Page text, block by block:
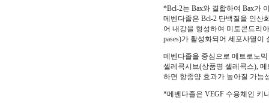
*Bcl-2는 Bax와 결합하여 Bax가
메벤다졸은 Bcl-2 단백질을 인산
어 내강을 형성하여 미토콘드리
pases)가 활성화되어 세포사멸이
메벤다졸을 중심으로 메트로노
셀레콕시브(상품명 셀레콕스),
하면 항종양 효과가 높아질 가능
*메벤다졸은 VEGF 수용체인 키